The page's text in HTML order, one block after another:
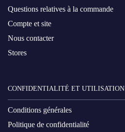
Questions relatives à la commande
Compte et site
Nous contacter
Stores
CONFIDENTIALITÉ ET UTILISATION
Conditions générales
Politique de confidentialité